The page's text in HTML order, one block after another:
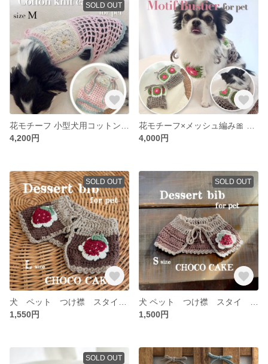
SOLD OUT
4,200円
4,000円
SOLD OUT
1,550円
SOLD OUT
1,500円
SOLD OUT